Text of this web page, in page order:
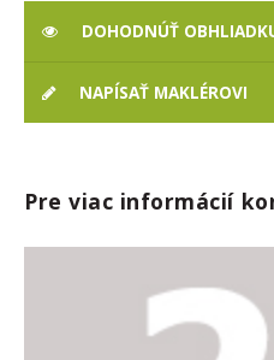
DOHODNÚŤ
NAPÍSAŤ MAKLÉROVI
Pre viac informácií